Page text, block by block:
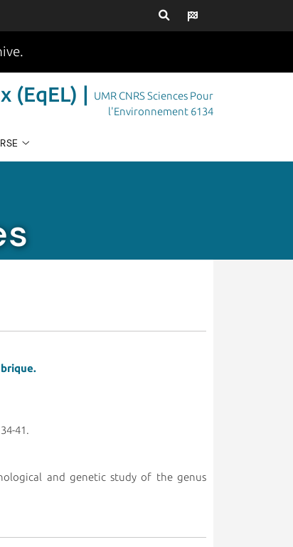
(EqEL) |
UMR CNRS Sciences Pour
l'Environnement 6134
41.
and genetic study of the genus